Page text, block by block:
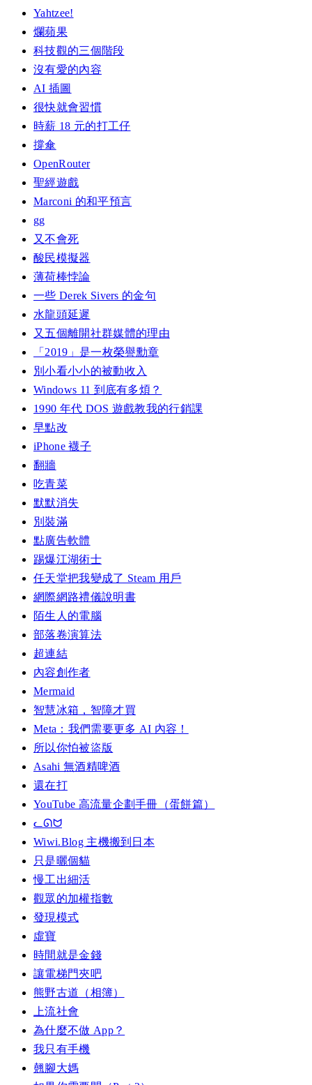
Yahtzee!
爛蘋果
科技觀的三個階段
沒有愛的內容
AI 插圖
很快就會習慣
時薪 18 元的打工仔
撐傘
OpenRouter
聖經遊戲
Marconi 的和平預言
gg
又不會死
酸民模擬器
薄荷棒悖論
一些 Derek Sivers 的金句
水龍頭延遲
又五個離開社群媒體的理由
「2019」是一枚榮譽勳章
別小看小小的被動收入
Windows 11 到底有多煩？
1990 年代 DOS 遊戲教我的行銷課
早點改
iPhone 襪子
翻牆
吃青菜
默默消失
別裝滿
點廣告軟體
踢爆江湖術士
任天堂把我變成了 Steam 用戶
網際網路禮儀說明書
陌生人的電腦
部落卷演算法
超連結
內容創作者
Mermaid
智慧冰箱，智障才買
Meta：我們需要更多 AI 內容！
所以你怕被盜版
Asahi 無酒精啤酒
還在打
YouTube 高流量企劃手冊（蛋餅篇）
ᓚᘏᗢ
Wiwi.Blog 主機搬到日本
只是曬個貓
慢工出細活
觀眾的加權指數
發現模式
虛寶
時間就是金錢
讓電梯門夾吧
熊野古道（相簿）
上流社會
為什麼不做 App？
我只有手機
翹腳大媽